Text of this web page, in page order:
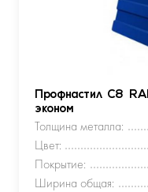
Профнастил С8
эконом
Толщина металла:
Цвет:
Покрытие:
Ширина общая: